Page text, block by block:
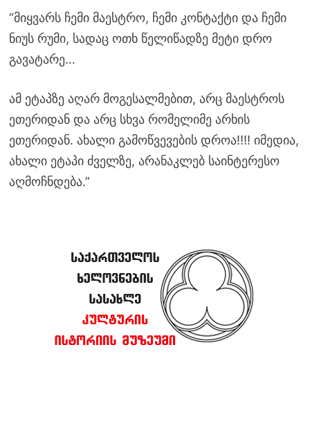
“მიყვარს ჩემი მაესტრო, ჩემი კონტაქტი და ჩემი
ნიუს რუმი, სადაც ოთხ წელიწადზე მეტი დრო
გავატარე…
ამ ეტაპზე აღარ მოგესალმებით, არც მაესტროს
ეთერიდან და არც სხვა რომელიმე არხის
ეთერიდან. ახალი გამოწვევების დროა!!!! იმედია,
ახალი ეტაპი ძველზე, არანაკლებ საინტერესო
აღმოჩნდება.”